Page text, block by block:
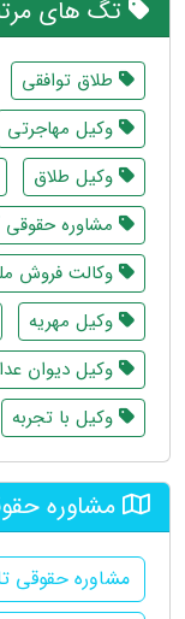
تگ های
طلاق توافقی
وکیل مهاجرتی
وکیل طلاق
مشاوره حقوقی
وکالت فروش
وکیل مهریه
وکیل دیوان
وکیل با تجربه
مشاوره
مشاوره حقوقی